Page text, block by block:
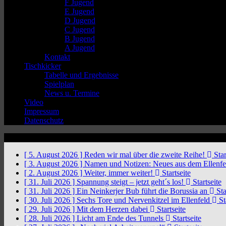
F Jugend
E Jugend
D Jugend
C Jugend
B Jugend
A Jugend
Kontakt
Tischkicker
Tabelle und Ergebnisse
Spielplan
News u. Termine
Video
Impressum
Datenschutz
[ 5. August 2026 ] Reden wir mal über die zweite Reihe!
[ 3. August 2026 ] Namen und Notizen: Neues aus dem
[ 2. August 2026 ] Weiter, immer weiter!
Startseite
[ 31. Juli 2026 ] Spannung steigt – jetzt geht´s los!
Startseite
[ 31. Juli 2026 ] Ein Neinkerjer Bub führt die Borussia an
[ 30. Juli 2026 ] Sechs Tore und Nervenkitzel im Ellenfeld
[ 29. Juli 2026 ] Mit dem Herzen dabei
Startseite
[ 28. Juli 2026 ] Licht am Ende des Tunnels
Startseite